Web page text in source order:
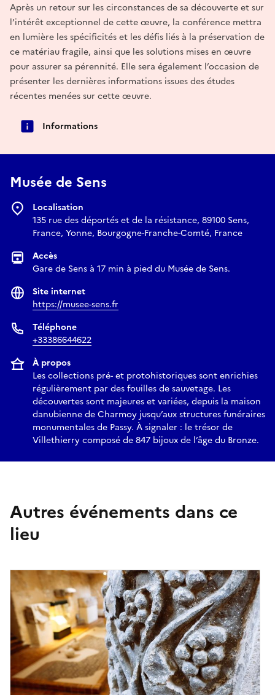
Après un retour sur les circonstances de sa découverte et sur
l’intérêt exceptionnel de cette œuvre, la conférence mettra
en lumière les spécificités et les défis liés à la préservation de
ce matériau fragile, ainsi que les solutions mises en œuvre
pour assurer sa pérennité. Elle sera également l’occasion de
présenter les dernières informations issues des études
récentes menées sur cette œuvre.
Informations
Musée de Sens
Localisation
135 rue des déportés et de la résistance, 89100 Sens,
France, Yonne, Bourgogne-Franche-Comté, France
Accès
Gare de Sens à 17 min à pied du Musée de Sens.
Site internet
https://musee-sens.fr
Téléphone
+33386644622
À propos
Les collections pré- et protohistoriques sont enrichies
régulièrement par des fouilles de sauvetage. Les
découvertes sont majeures et variées, depuis la maison
danubienne de Charmoy jusqu’aux structures funéraires
monumentales de Passy. À signaler : le trésor de
Villethierry composé de 847 bijoux de l’âge du Bronze.
Autres événements dans ce
lieu